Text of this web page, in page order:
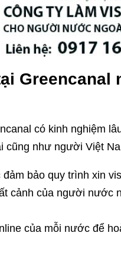
Greencanal
có kinh nghiệm
cũng như người Việt
bảo quy trình xin
cảnh của người nước
của mỗi nước để